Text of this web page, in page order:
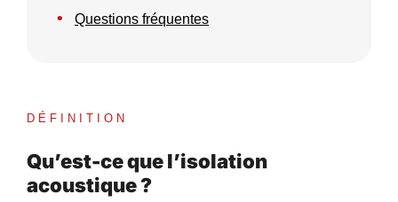
• Questions fréquentes
DÉFINITION
Qu’est-ce que l’isolation
acoustique ?